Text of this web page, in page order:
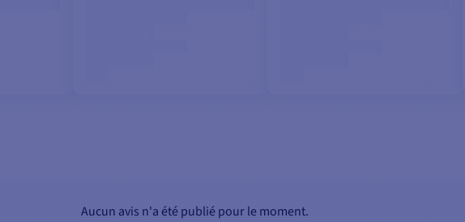
Aucun avis n'a été publié pour le moment.